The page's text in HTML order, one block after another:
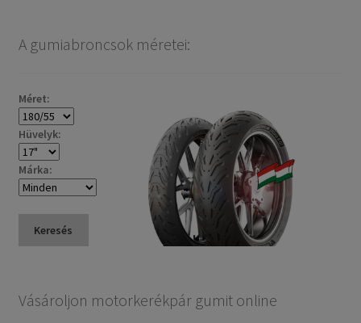
A gumiabroncsok méretei:
Méret:
Hüvelyk:
Márka:
Keresés
Vásároljon motorkerékpár gumit online